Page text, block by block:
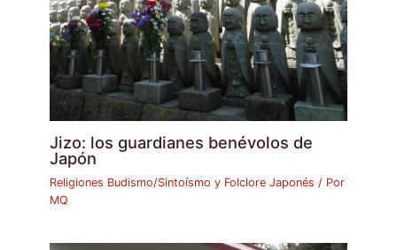
Jizo: los guardianes benévolos de
Japón
Religiones Budismo/Sintoísmo y Folclore Japonés / Por
MQ